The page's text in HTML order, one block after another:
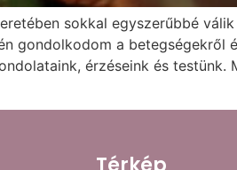
sokkal egyszerűbbé
gondolkodom a betegségekről
érzéseink és testünk.